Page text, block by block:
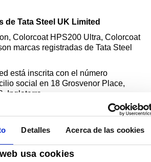
Detalles Acerca de las cookies
usa cookies
de Tata Steel UK Limited
Colorcoat HPS200 Ultra, Colorcoat
marcas registradas de Tata Steel
está inscrita con el número
social en 18 Grosvenor Place,
Inglaterra.